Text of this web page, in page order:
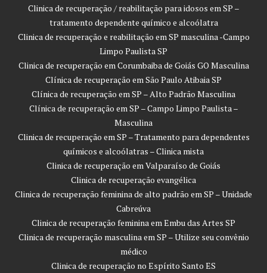
Clinica de recuperação / reabilitação para idosos em SP –
tratamento dependente químico e alcoólatra
Clinica de recuperação e reabilitação em SP masculina -Campo
Limpo Paulista SP
Clinica de recuperação em Corumbaiba de Goiás GO Masculina
Clínica de recuperação em São Paulo Atibaia SP
Clínica de recuperação em SP – Alto Padrão Masculina
Clínica de recuperação em SP – Campo Limpo Paulista –
Masculina
Clinica de recuperação em SP – Tratamento para dependentes
químicos e alcoólatras – Clinica mista
Clinica de recuperação em Valparaíso de Goiás
Clinica de recuperação evangélica
Clinica de recuperação feminina de alto padrão em SP – Unidade
Cabreúva
Clinica de recuperação feminina em Embu das Artes SP
Clinica de recuperação masculina em SP – Utilize seu convênio
médico
Clinica de recuperação no Espírito Santo ES